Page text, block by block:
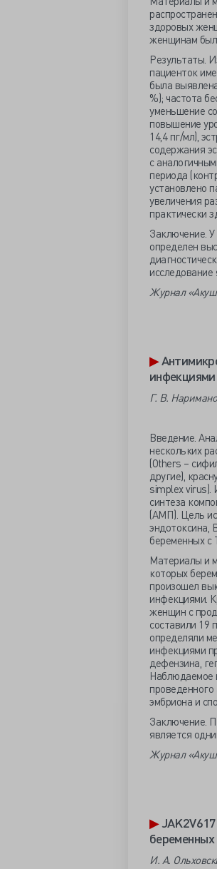
здоровых
женщинам
Результаты.
пациенток
была
%); частота
уменьшение
повышение
14,4 пг/мл),
содержания
с
периода
установлено
увеличения
практически
Заключение.
определен
Журнал
▶
инфекциями
Г. В.
Введение.
нескольких
(Оthers –
другие),
simplex virus).
синтеза
(АМП). Цель
эндотоксина,
беременных с
Материалы и
которых
произошел
инфекциями.
женщин с
составили 19
определяли
инфекциями
дефензина,
Наблюдаемое
эмбриона и
Заключение.
является
Журнал
▶
беременных
И. А.